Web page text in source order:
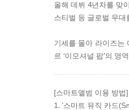
올해 데뷔 4년차를 맞
스티벌 등 글로벌 무
기세를 몰아 라이즈는
르 ‘이모셔널 팝’의
[스마트앨범 이용 방법]
1. '스마트 뮤직 카드